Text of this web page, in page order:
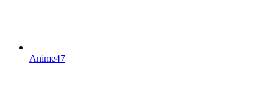
Anime47